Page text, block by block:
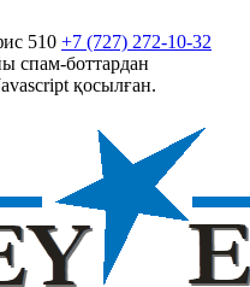
510 +7 (727) 272-10-32
спам-боттардан
қосылған.